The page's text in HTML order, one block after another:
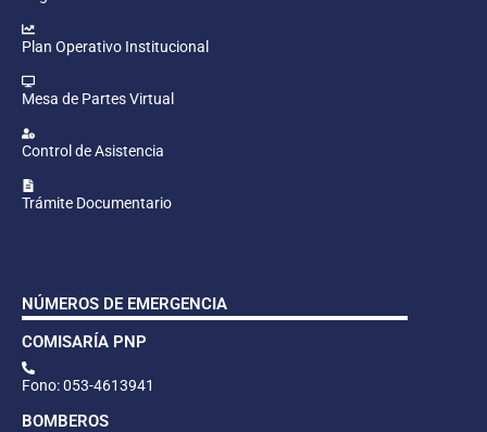
Plan Operativo Institucional
Mesa de Partes Virtual
Control de Asistencia
Trámite Documentario
NÚMEROS DE EMERGENCIA
COMISARÍA PNP
Fono: 053-4613941
BOMBEROS